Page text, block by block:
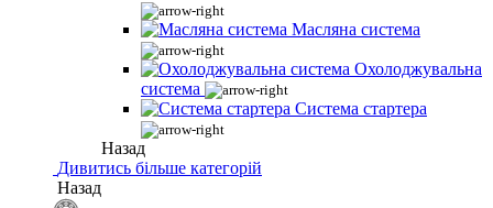
Масляна система
Охолоджувальна
система
Система стартера
Назад
Дивитись більше категорій
Назад